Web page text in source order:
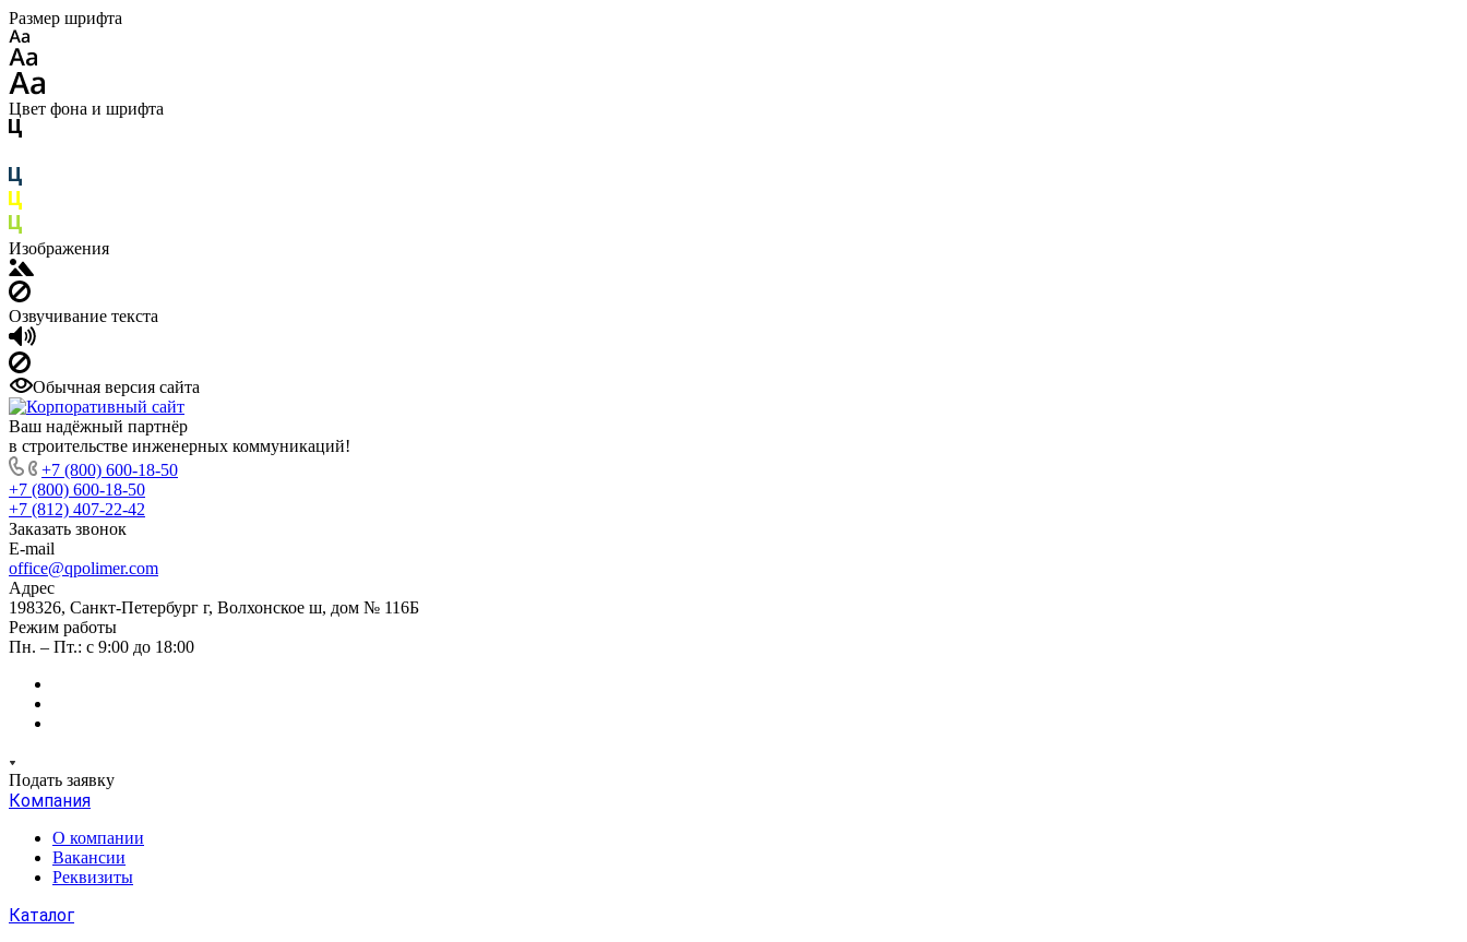
Размер шрифта
Цвет фона и шрифта
Изображения
Озвучивание текста
Обычная версия сайта
Ваш надёжный партнёр
в строительстве инженерных коммуникаций!
+7 (800) 600-18-50
+7 (800) 600-18-50
+7 (812) 407-22-42
Заказать звонок
E-mail
office@qpolimer.com
Адрес
198326, Санкт-Петербург г, Волхонское ш, дом № 116Б
Режим работы
Пн. – Пт.: с 9:00 до 18:00
Подать заявку
Компания
О компании
Вакансии
Реквизиты
Каталог